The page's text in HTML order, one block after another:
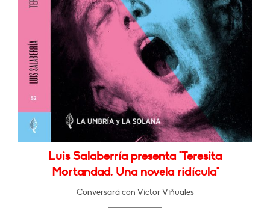
Luis Salaberría presenta "Teresita
Mortandad. Una novela ridícula"
Conversará con Víctor Viñuales